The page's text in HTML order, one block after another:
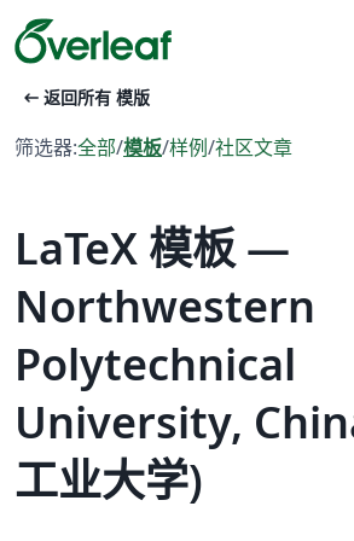
arrow_left_alt 返回所有 模版
筛选器:全部/模板/样例/社区文章
LaTeX 模板 —
Northwestern
Polytechnical
University,
工业大学)